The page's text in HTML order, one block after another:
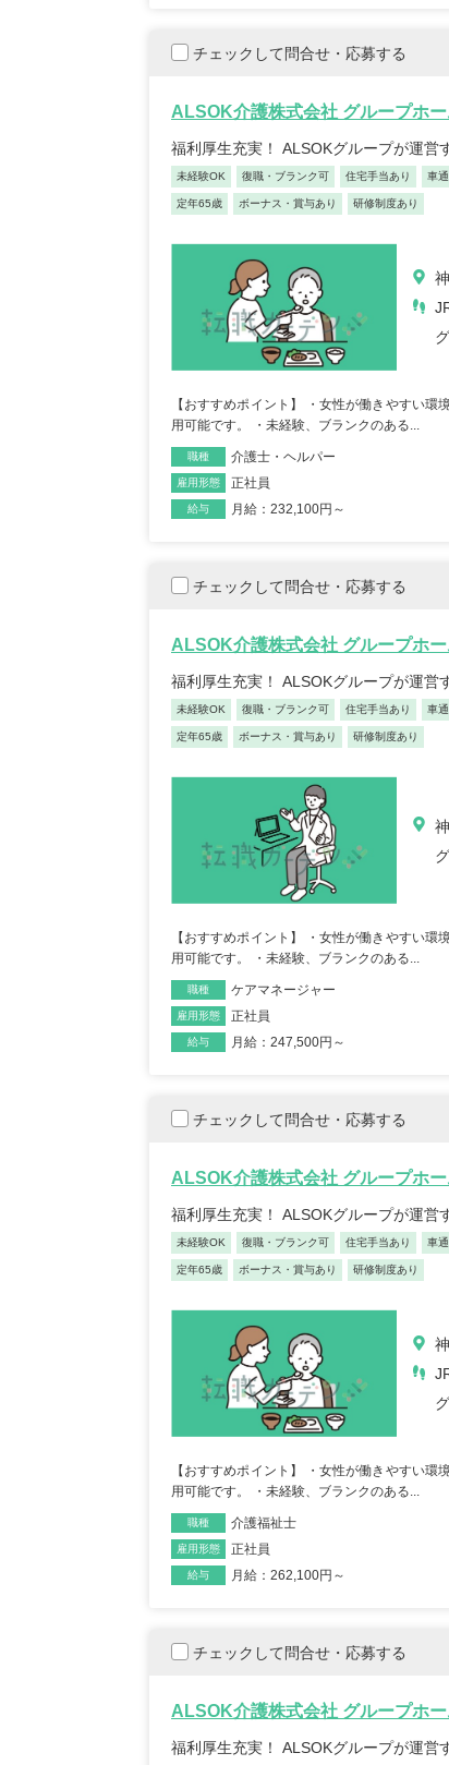
チェックして問合せ・応募する
ALSOK介護株式会社 グループホ
福利厚生充実！ ALSOKグループが運営
未経験OK 復職・ブランク可 住宅手当あり 車
定年65歳 ボーナス・賞与あり 研修制度あり
【おすすめポイント】 ・女性が働きやすい
用可能です。 ・未経験、ブランクのある...
職種 介護士・ヘルパー
雇用形態 正社員
給与 月給：232,100円～
チェックして問合せ・応募する
ALSOK介護株式会社 グループホ
福利厚生充実！ ALSOKグループが運営
未経験OK 復職・ブランク可 住宅手当あり 車
定年65歳 ボーナス・賞与あり 研修制度あり
【おすすめポイント】 ・女性が働きやすい
用可能です。 ・未経験、ブランクのある...
職種 ケアマネージャー
雇用形態 正社員
給与 月給：247,500円～
チェックして問合せ・応募する
ALSOK介護株式会社 グループホ
福利厚生充実！ ALSOKグループが運営
未経験OK 復職・ブランク可 住宅手当あり 車
定年65歳 ボーナス・賞与あり 研修制度あり
【おすすめポイント】 ・女性が働きやすい
用可能です。 ・未経験、ブランクのある...
職種 介護福祉士
雇用形態 正社員
給与 月給：262,100円～
チェックして問合せ・応募する
ALSOK介護株式会社 グループホ
福利厚生充実！ ALSOKグループが運営
年 常勤 老健 約3年 常勤 グループ...もっと
【キャリア】
ス 約10年 正社
保育士/33歳/0-5年/東京都
2025/05/08